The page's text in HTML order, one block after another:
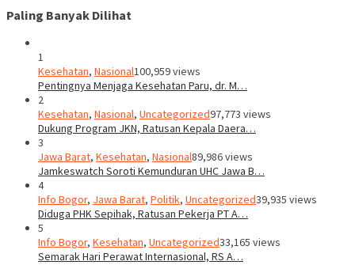
Paling Banyak Dilihat
1
Kesehatan, Nasional100,959 views
Pentingnya Menjaga Kesehatan Paru, dr. M…
2
Kesehatan, Nasional, Uncategorized97,773 views
Dukung Program JKN, Ratusan Kepala Daera…
3
Jawa Barat, Kesehatan, Nasional89,986 views
Jamkeswatch Soroti Kemunduran UHC Jawa B…
4
Info Bogor, Jawa Barat, Politik, Uncategorized39,935 views
Diduga PHK Sepihak, Ratusan Pekerja PT A…
5
Info Bogor, Kesehatan, Uncategorized33,165 views
Semarak Hari Perawat Internasional, RS A…